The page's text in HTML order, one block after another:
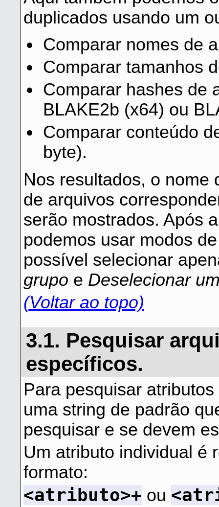
duplicados usando um
Comparar nomes de
Comparar tamanhos
Comparar hashes de
BLAKE2b (x64) ou
Comparar conteúdo
byte).
Nos resultados, o nome
de arquivos
serão mostrados. Após
podemos usar modos
possível selecionar
grupo e Deselecionar
(Voltar ao topo)
3.1. Pesquisar
específicos.
Para pesquisar
uma string de padrão
pesquisar e se devem
Um atributo individual é
formato:
<atributo>+ ou